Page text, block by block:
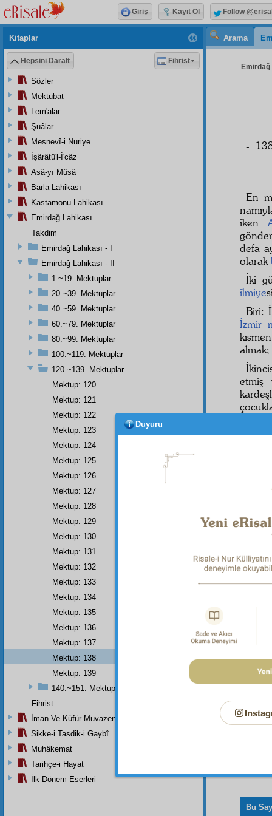
Arama
Emirdağ
-
En
iken
defa
olarak
İki
ilmiye
Biri:
İzmir
almak;
etmiş
mürid
Dipnot-1
Bu
Kitaplar
Hepsini Daralt Fihrist
Sözler
Mektubat
Lem'alar
Şuâlar
Mesnevî-i Nuriye
İşârâtü'l-İ'câz
Asâ-yı Mûsâ
Barla Lahikası
Kastamonu Lahikası
Emirdağ Lahikası
Takdim
Emirdağ Lahikası - I
Emirdağ Lahikası - II
1.~19. Mektuplar
20.~39. Mektuplar
40.~59. Mektuplar
60.~79. Mektuplar
80.~99. Mektuplar
100.~119. Mektuplar
120.~139. Mektuplar
Mektup: 120
Mektup: 121
Mektup: 122
Mektup: 123
Mektup: 124
Mektup: 125
Mektup: 126
Mektup: 127
Mektup: 128
Mektup: 129
Mektup: 130
Mektup: 131
Mektup: 132
Mektup: 133
Mektup: 134
Mektup: 135
Mektup: 136
Mektup: 137
Mektup: 138
Mektup: 139
140.~151. Mektuplar
Fihrist
İman Ve Küfür Muvazeneleri
Sikke-i Tasdik-i Gaybî
Muhâkemat
Tarihçe-i Hayat
İlk Dönem Eserleri
Giriş Kayıt Ol Follow
Duyuru